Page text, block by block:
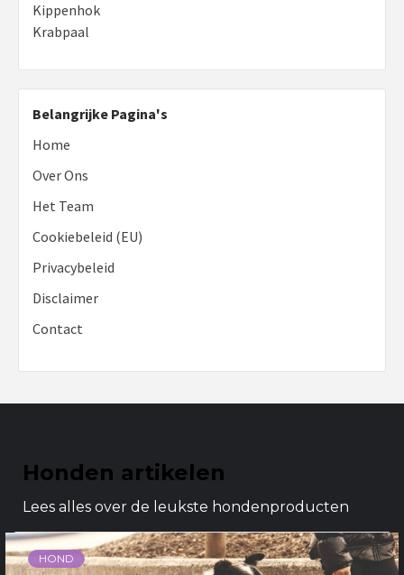
Kippenhok
Krabpaal
Belangrijke Pagina's
Home
Over Ons
Het Team
Cookiebeleid (EU)
Privacybeleid
Disclaimer
Contact
Honden artikelen
Lees alles over de leukste hondenproducten
HOND